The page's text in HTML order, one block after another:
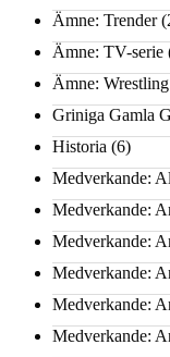
Ämne: Trender
Ämne: TV-serie
Ämne: Wrestling
Griniga Gamla
Historia (6)
Medverkande:
Medverkande:
Medverkande:
Medverkande:
Medverkande:
Medverkande: